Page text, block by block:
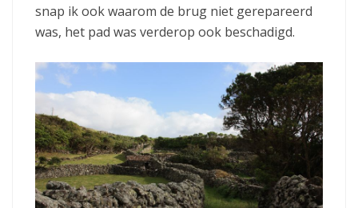
snap ik ook waarom de brug niet gerepareerd
was, het pad was verderop ook beschadigd.